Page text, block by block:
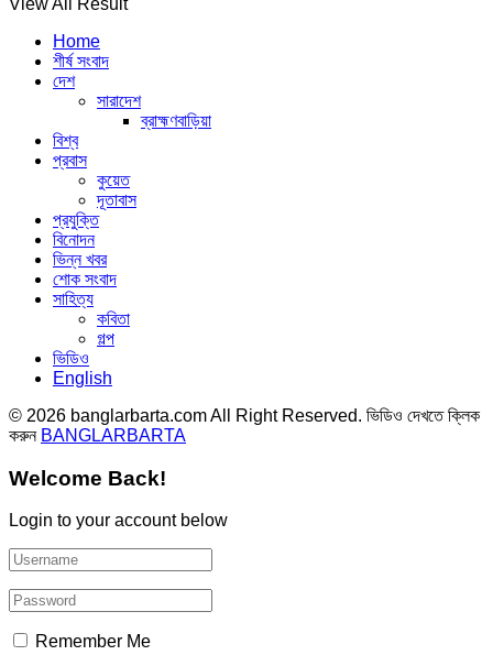
Home
শীর্ষ সংবাদ
দেশ
সারাদেশ
ব্রাহ্মণবাড়িয়া
বিশ্ব
প্রবাস
কুয়েত
দূতাবাস
প্রযুক্তি
বিনোদন
ভিন্ন খবর
শোক সংবাদ
সাহিত্য
কবিতা
গল্প
ভিডিও
English
© 2026 banglarbarta.com All Right Reserved. ভিডিও দেখতে ক্লিক
করুন BANGLARBARTA
Welcome Back!
Login to your account below
Remember Me